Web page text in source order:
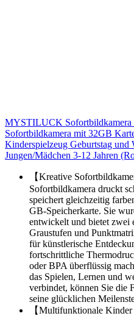
MYSTILUCK Sofortbildkamera
Sofortbildkamera mit 32GB
Kinderspielzeug Geburtstag und
Jungen/Mädchen 3-12 Jahren
【Kreative
Sofortbildkamera druckt
speichert gleichzeitig
GB-Speicherkarte. Sie
entwickelt und bietet zwei
Graustufen und
für künstlerische
fortschrittliche
oder BPA überflüssig
das Spielen, Lernen und
verbindet, können Sie die
seine glücklichen
【Multifunktionale